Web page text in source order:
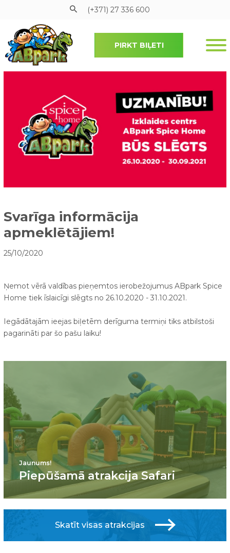
Pāriet uz galveno saturu
(+371) 27 336 600
PIRKT BIĻETI
Svarīga informācija
apmeklētājiem!
25/10/2020
Ņemot vērā valdības pieņemtos ierobežojumus ABpark Spice
Home tiek īslaicīgi slēgts no 26.10.2020 - 31.10.2021.
Iegādātajām ieejas biļetēm derīguma termiņi tiks atbilstoši
pagarināti par šo pašu laiku!
Jaunums!
Piepūšamā atrakcija Safari
Skatīt visas atrakcijas